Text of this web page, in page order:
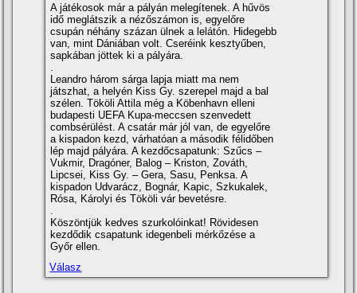
A játékosok már a pályán melegí­tenek. A hűvös
idő meglátszik a nézőszámon is, egyelőre
csupán néhány százan ülnek a lelátón. Hidegebb
van, mint Dániában volt. Cseréink kesztyűben,
sapkában jöttek ki a pályára.
Leandro három sárga lapja miatt ma nem
játszhat, a helyén Kiss Gy. szerepel majd a bal
szélen. Tököli Attila még a Köbenhavn elleni
budapesti UEFA Kupa-meccsen szenvedett
combsérülést. A csatár már jól van, de egyelőre
a kispadon kezd, várhatóan a második félidőben
lép majd pályára. A kezdőcsapatunk: Szűcs –
Vukmir, Dragóner, Balog – Kriston, Zováth,
Lipcsei, Kiss Gy. – Gera, Sasu, Penksa. A
kispadon Udvarácz, Bognár, Kapic, Szkukalek,
Rósa, Károlyi és Tököli vár bevetésre.
Köszöntjük kedves szurkolóinkat! Rövidesen
kezdődik csapatunk idegenbeli mérkőzése a
Győr ellen.
Válasz